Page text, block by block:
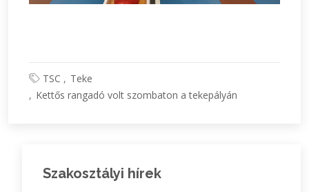
TSC
Teke
Kettős rangadó volt szombaton a tekepályán
Szakosztályi hírek